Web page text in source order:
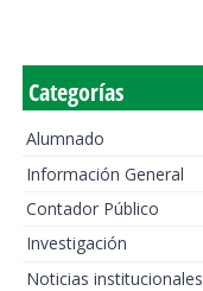
Categorías
Alumnado
Información General
Contador Público
Investigación
Noticias institucionales